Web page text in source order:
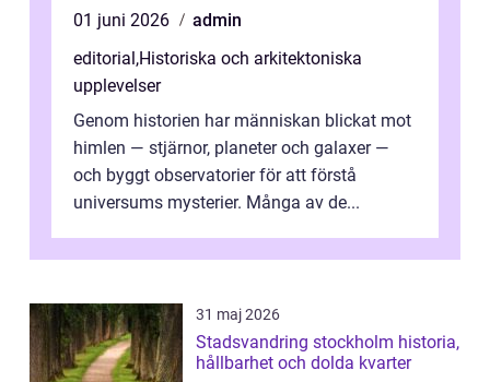
01 juni 2026
admin
editorial,Historiska och arkitektoniska
upplevelser
Genom historien har människan blickat mot
himlen — stjärnor, planeter och galaxer —
och byggt observatorier för att förstå
universums mysterier. Många av de...
31 maj 2026
Stadsvandring stockholm historia,
hållbarhet och dolda kvarter